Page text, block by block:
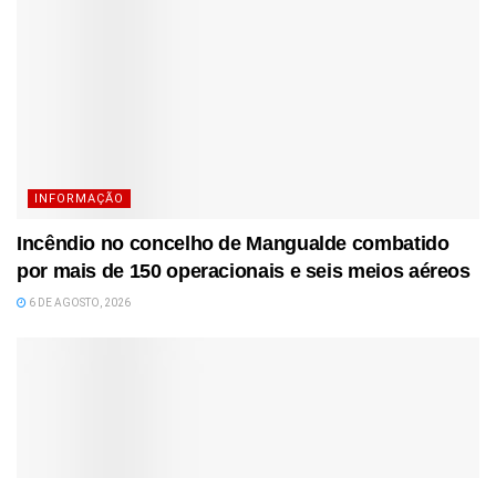
INFORMAÇÃO
Incêndio no concelho de Mangualde combatido
por mais de 150 operacionais e seis meios aéreos
6 DE AGOSTO, 2026